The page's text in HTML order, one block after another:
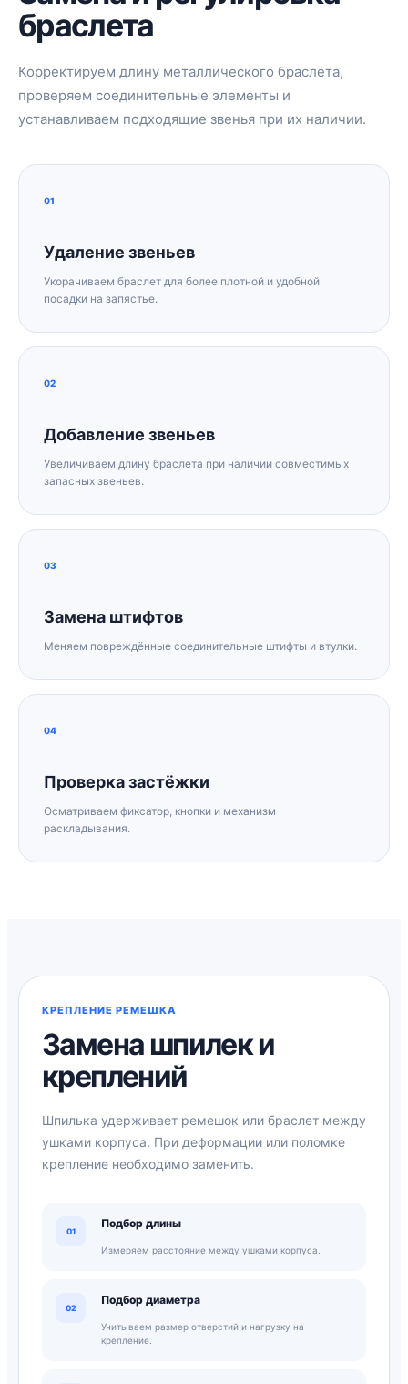
браслета
Корректируем длину металлического браслета,
проверяем соединительные элементы и
устанавливаем подходящие звенья при их наличии.
01
Удаление звеньев
Укорачиваем браслет для более плотной и удобной
посадки на запястье.
02
Добавление звеньев
Увеличиваем длину браслета при наличии совместимых
запасных звеньев.
03
Замена штифтов
Меняем повреждённые соединительные штифты и втулки.
04
Проверка застёжки
Осматриваем фиксатор, кнопки и механизм
раскладывания.
КРЕПЛЕНИЕ РЕМЕШКА
Замена шпилек и
креплений
Шпилька удерживает ремешок или браслет между
ушками корпуса. При деформации или поломке
крепление необходимо заменить.
01
Подбор длины
Измеряем расстояние между ушками корпуса.
02
Подбор диаметра
Учитываем размер отверстий и нагрузку на
крепление.